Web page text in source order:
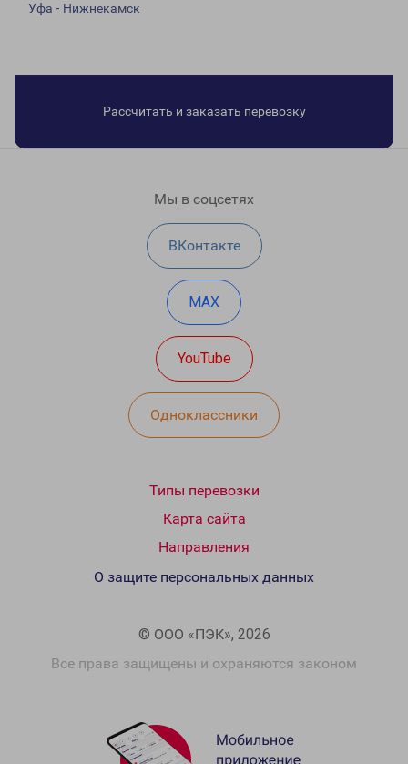
Уфа - Нижнекамск
Рассчитать и заказать перевозку
Мы в соцсетях
ВКонтакте
MAX
YouTube
Одноклассники
Типы перевозки
Карта сайта
Направления
© ООО «ПЭК», 2026
Все права защищены и охраняются законом
О защите персональных данных